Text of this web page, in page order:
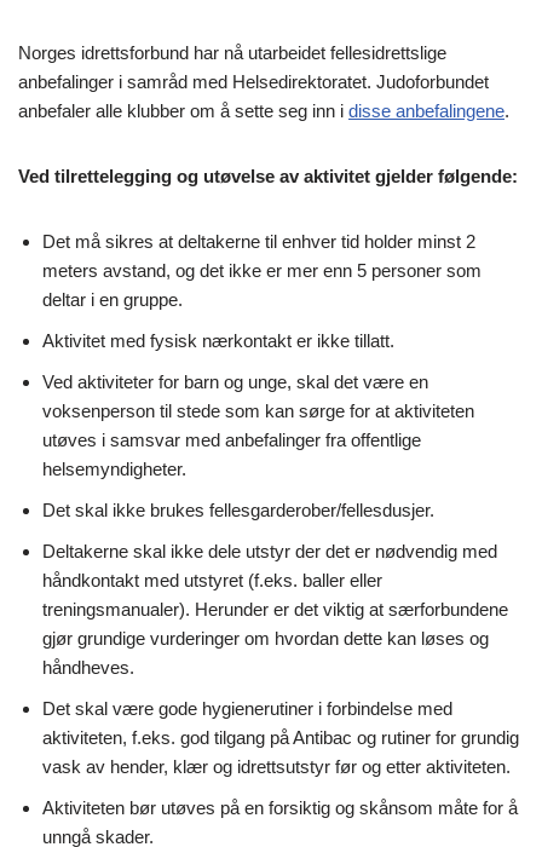
Norges idrettsforbund har nå utarbeidet fellesidrettslige
anbefalinger i samråd med Helsedirektoratet. Judoforbundet
anbefaler alle klubber om å sette seg inn i disse anbefalingene.
Ved tilrettelegging og utøvelse av aktivitet gjelder følgende:
Det må sikres at deltakerne til enhver tid holder minst 2
meters avstand, og det ikke er mer enn 5 personer som
deltar i en gruppe.
Aktivitet med fysisk nærkontakt er ikke tillatt.
Ved aktiviteter for barn og unge, skal det være en
voksenperson til stede som kan sørge for at aktiviteten
utøves i samsvar med anbefalinger fra offentlige
helsemyndigheter.
Det skal ikke brukes fellesgarderober/fellesdusjer.
Deltakerne skal ikke dele utstyr der det er nødvendig med
håndkontakt med utstyret (f.eks. baller eller
treningsmanualer). Herunder er det viktig at særforbundene
gjør grundige vurderinger om hvordan dette kan løses og
håndheves.
Det skal være gode hygienerutiner i forbindelse med
aktiviteten, f.eks. god tilgang på Antibac og rutiner for grundig
vask av hender, klær og idrettsutstyr før og etter aktiviteten.
Aktiviteten bør utøves på en forsiktig og skånsom måte for å
unngå skader.